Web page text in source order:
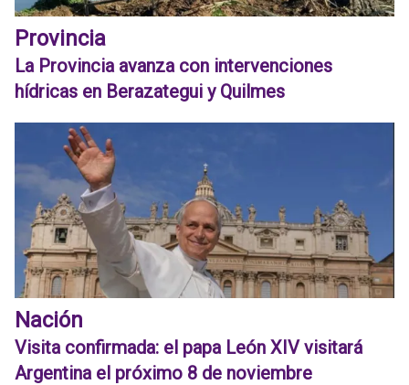
Provincia
La Provincia avanza con intervenciones
hídricas en Berazategui y Quilmes
Nación
Visita confirmada: el papa León XIV visitará
Argentina el próximo 8 de noviembre